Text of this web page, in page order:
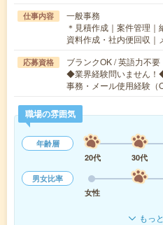
仕事内容
一般事務
＊見積作成｜案件管理｜
資料作成・社内便回収
応募資格
ブランクOK / 英語力不要
◆業界経験問いません
事務・メール使用経験
職場の雰囲気
年齢層
20代
30代
男女比率
女性
もっ